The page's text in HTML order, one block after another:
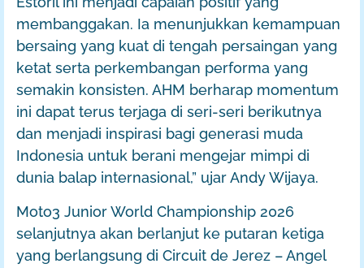
membanggakan. Ia menunjukkan kemampuan
bersaing yang kuat di tengah persaingan yang
ketat serta perkembangan performa yang
semakin konsisten. AHM berharap momentum
ini dapat terus terjaga di seri-seri berikutnya
dan menjadi inspirasi bagi generasi muda
Indonesia untuk berani mengejar mimpi di
dunia balap internasional,” ujar Andy Wijaya.
Moto3 Junior World Championship 2026
selanjutnya akan berlanjut ke putaran ketiga
yang berlangsung di Circuit de Jerez – Angel